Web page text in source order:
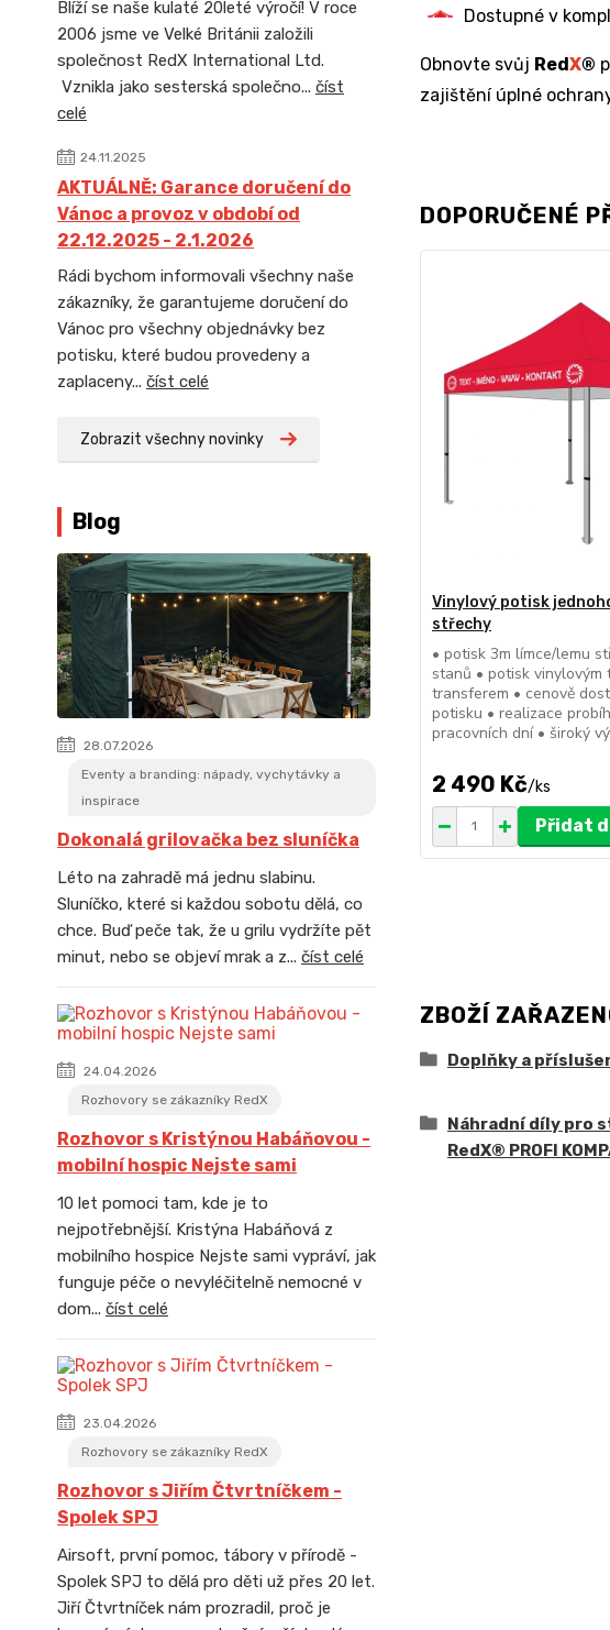
Blíží se naše kulaté 20leté výročí! V roce
2006 jsme ve Velké Británii založili
společnost RedX International Ltd.
Vznikla jako sesterská společno... číst
celé
24.11.2025
AKTUÁLNĚ: Garance doručení do
Vánoc a provoz v období od
22.12.2025 - 2.1.2026
Rádi bychom informovali všechny naše
zákazníky, že garantujeme doručení do
Vánoc pro všechny objednávky bez
potisku, které budou provedeny a
zaplaceny... číst celé
Zobrazit všechny novinky
Blog
28.07.2026
Eventy a branding: nápady, vychytávky a
inspirace
Dokonalá grilovačka bez sluníčka
Léto na zahradě má jednu slabinu.
Sluníčko, které si každou sobotu dělá, co
chce. Buď peče tak, že u grilu vydržíte pět
minut, nebo se objeví mrak a z... číst celé
24.04.2026
Rozhovory se zákazníky RedX
Rozhovor s Kristýnou Habáňovou -
mobilní hospic Nejste sami
10 let pomoci tam, kde je to
nejpotřebnější. Kristýna Habáňová z
mobilního hospice Nejste sami vypráví, jak
funguje péče o nevyléčitelně nemocné v
dom... číst celé
23.04.2026
Rozhovory se zákazníky RedX
Rozhovor s Jiřím Čtvrtníčkem -
Spolek SPJ
Airsoft, první pomoc, tábory v přírodě -
Spolek SPJ to dělá pro děti už přes 20 let.
Jiří Čtvrtníček nám prozradil, proč je
Dostupné v
Obnovte svůj RedX®
zajištění úplné
DOPORUČENÉ
Vinylový potisk
střechy
• potisk 3m límce/lemu
stanů • potisk vinylovým
transferem • cenově
potisku • realizace
pracovních dní • široký
2 490 Kč/ks
Přidat
ZBOŽÍ
Doplňky a
Náhradní díly pro
RedX® PROFI